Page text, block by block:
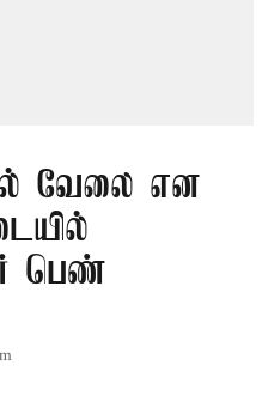
வேலை என
பெண்